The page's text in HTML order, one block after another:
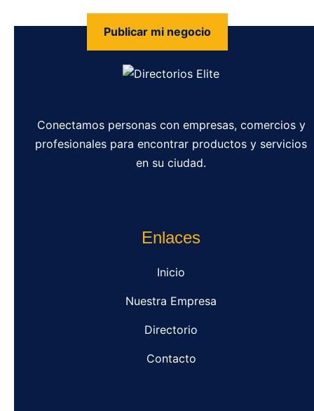
Publicar mi negocio
Conectamos personas con empresas, comercios y
profesionales para encontrar productos y servicios
en su ciudad.
Enlaces
Inicio
Nuestra Empresa
Directorio
Contacto